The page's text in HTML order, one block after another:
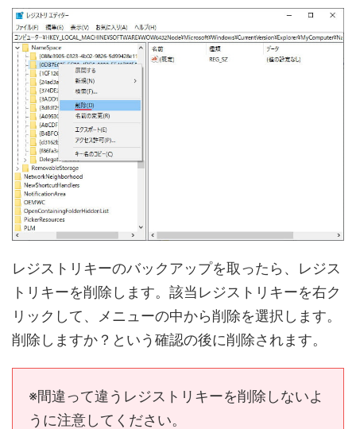
レジストリキーのバックアップを取ったら、レジス
トリキーを削除します。該当レジストリキーを右ク
リックして、メニューの中から削除を選択します。
削除しますか？という確認の後に削除されます。
※間違って違うレジストリキーを削除しないよ
うに注意してください。